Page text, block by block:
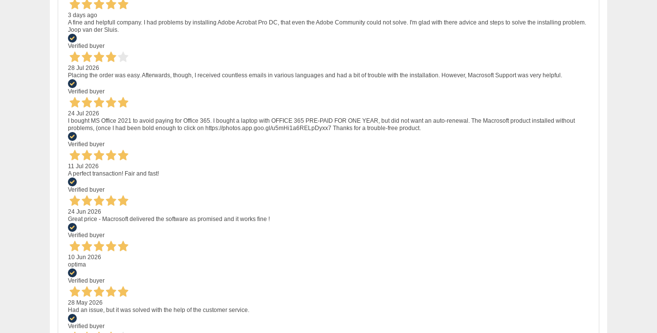
3 days ago
A fine and helpfull company. I had problems by installing Adobe Acrobat Pro DC, that even the Adobe Community could not solve. I'm glad with there advice and steps to solve the installing problem.
Joop van der Sluis.
Verified buyer
28 Jul 2026
Placing the order was easy. Afterwards, though, I received countless emails in various languages and had a bit of trouble with the installation. However, Macrosoft Support was very helpful.
Verified buyer
24 Jul 2026
I bought MS Office 2021 to avoid paying for Office 365. I bought a laptop with OFFICE 365 PRE-PAID FOR ONE YEAR, but did not want an auto-renewal. The Macrosoft product installed without
problems, (once I had been bold enough to click on https://photos.app.goo.gl/u5mHi1a6RELpDyxx7 Thanks for a trouble-free product.
Verified buyer
11 Jul 2026
A perfect transaction! Fair and fast!
Verified buyer
24 Jun 2026
Great price - Macrosoft delivered the software as promised and it works fine !
Verified buyer
10 Jun 2026
optima
Verified buyer
28 May 2026
Had an issue, but it was solved with the help of the customer service.
Verified buyer